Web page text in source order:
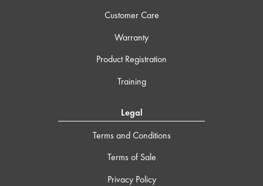
Customer Care
Warranty
Product Registration
Training
Legal
Terms and Conditions
Terms of Sale
Privacy Policy